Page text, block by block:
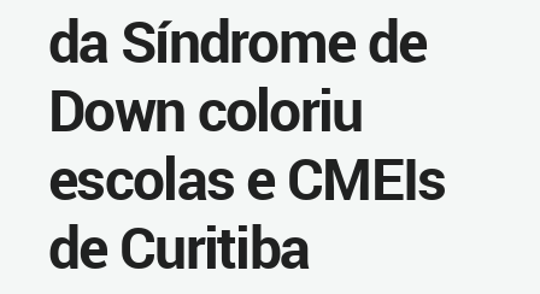
da Síndrome de
Down coloriu
escolas e CMEIs
de Curitiba